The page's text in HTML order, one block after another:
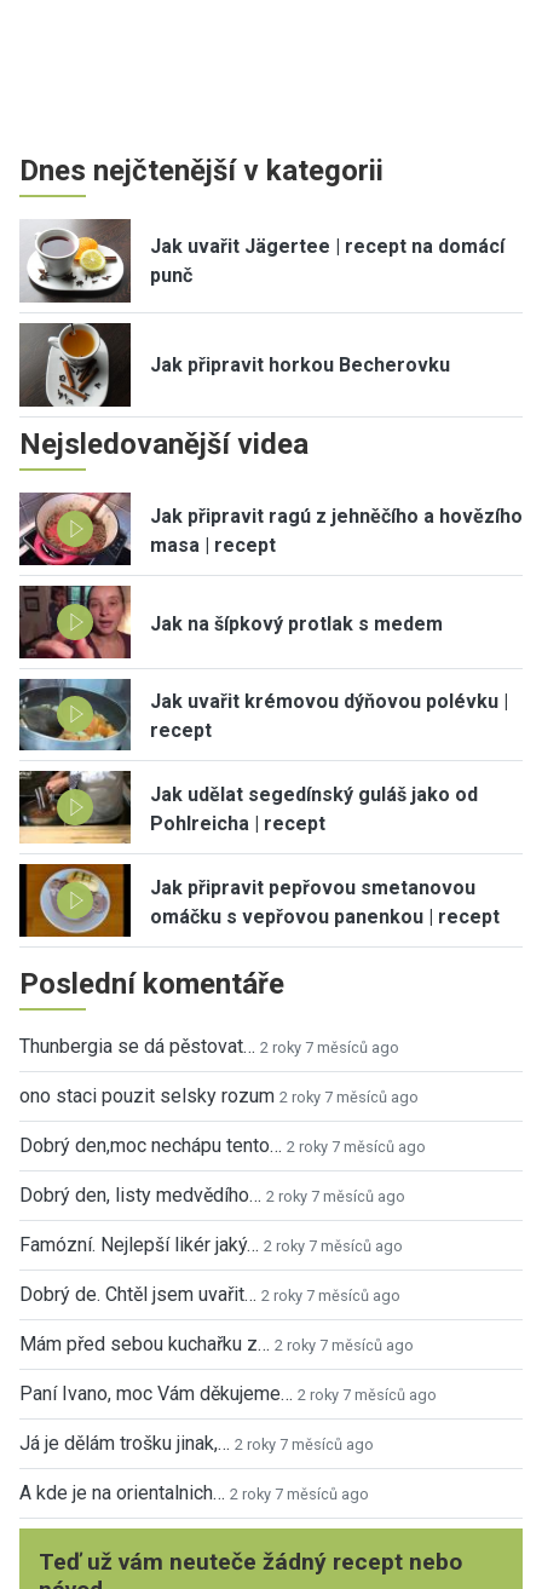
Dnes nejčtenější v kategorii
Jak uvařit Jägertee | recept na domácí
punč
Jak připravit horkou Becherovku
Nejsledovanější videa
Jak připravit ragú z jehněčího a hovězího
masa | recept
Jak na šípkový protlak s medem
Jak uvařit krémovou dýňovou polévku |
recept
Jak udělat segedínský guláš jako od
Pohlreicha | recept
Jak připravit pepřovou smetanovou
omáčku s vepřovou panenkou | recept
Poslední komentáře
Thunbergia se dá pěstovat… 2 roky 7 měsíců ago
ono staci pouzit selsky rozum 2 roky 7 měsíců ago
Dobrý den,moc nechápu tento… 2 roky 7 měsíců ago
Dobrý den, listy medvědího… 2 roky 7 měsíců ago
Famózní. Nejlepší likér jaký… 2 roky 7 měsíců ago
Dobrý de. Chtěl jsem uvařit… 2 roky 7 měsíců ago
Mám před sebou kuchařku z… 2 roky 7 měsíců ago
Paní Ivano, moc Vám děkujeme… 2 roky 7 měsíců ago
Já je dělám trošku jinak,… 2 roky 7 měsíců ago
A kde je na orientalnich… 2 roky 7 měsíců ago
Teď už vám neuteče žádný recept nebo